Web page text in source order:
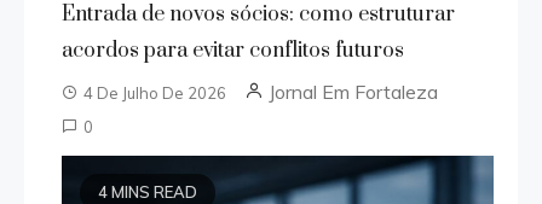
Entrada de novos sócios: como estruturar
acordos para evitar conflitos futuros
4 De Julho De 2026 Jornal Em Fortaleza
0
4 MINS READ